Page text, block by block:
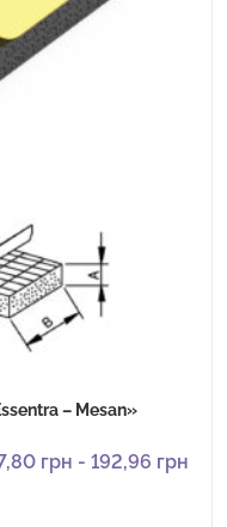
– Mesan»
грн - 192,96 грн